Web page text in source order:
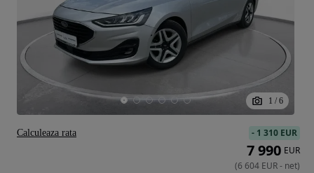
1 / 6
- 1 310 EUR
7 990 EUR
(6 604 EUR- net)
Calculeaza rata